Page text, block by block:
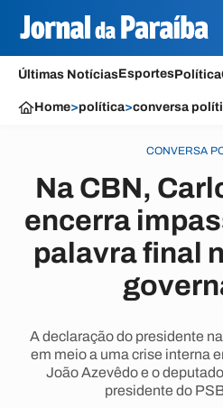
Últimas NotíciasEsportesPolítica
Home>política>conversa
CONVERSA
Na CBN,
encerra
palavra final
A declaração do presidente
em meio a uma crise interna
João Azevêdo e o
presidente do